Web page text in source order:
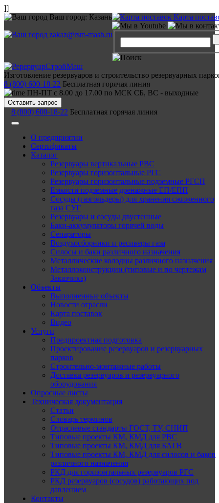
]]
Ваш город: Казань Карта
zakaz@rsm-mash.ru
Изготовление резервуаров и строительство резервуарных
8 (800) 600-18-22 Бесплатная горячая линия
ПН-ПТ с 8.00 до 17.00 по МСК СБ, ВС - выходные
Оставить запрос
8 (800) 600-18-22 Бесплатная горячая линия
О предприятии
Сертификаты
Каталог
Резервуары вертикальные РВС
Резервуары горизонтальные РГС
Резервуары горизонтальные подземные РГСП
Емкости подземные дренажные ЕП/ЕПП
Сосуды (газгольдеры) для хранения сжиженного
газа СУГ
Резервуары и сосуды двустенные
Баки-аккумуляторы горячей воды
Сепараторы
Воздухосборники и ресиверы газа
Силосы и баки различного назначения
Металлические колодцы различного назначения
Металлоконструкции (типовые и по чертежам
Заказчика)
Объекты
Выполненные объекты
Новости отрасли
Карта поставок
Видео
Услуги
Предпроектная подготовка
Проектирование резервуаров и резервуарных
парков
Строительно-монтажные работы
Доставка резервуаров и резервуарного
оборудования
Опросные листы
Техническая документация
Статьи
Словарь терминов
Отраслевые стандарты ГОСТ, ТУ, СНИП
Типовые проекты КМ, КМД для РВС
Типовые проекты КМ, КМД для БАГВ
Типовые проекты КМ, КМД для силосов и баков
различного назначения
РКД для горизонтальных резервуаров РГС
РКД резервуаров (сосудов) работающих под
давлением
Контакты